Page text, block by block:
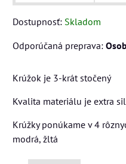
Dostupnosť: Skladom
Krúžok je 3-krát stočený
Kvalita materiálu je extra
Krúžky ponúkame v 4
modrá, žltá